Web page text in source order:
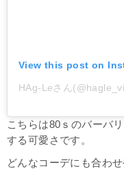
View this post on
HAg-Leさん
こちらは80ｓのバーバ
する可愛さです。
どんなコーデにも合わ